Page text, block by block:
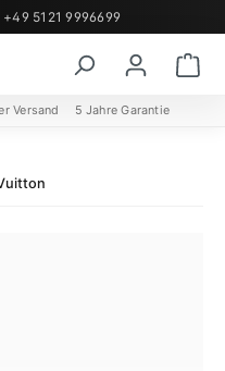
+49 5121 9996699
Versand 5 Jahre Garantie